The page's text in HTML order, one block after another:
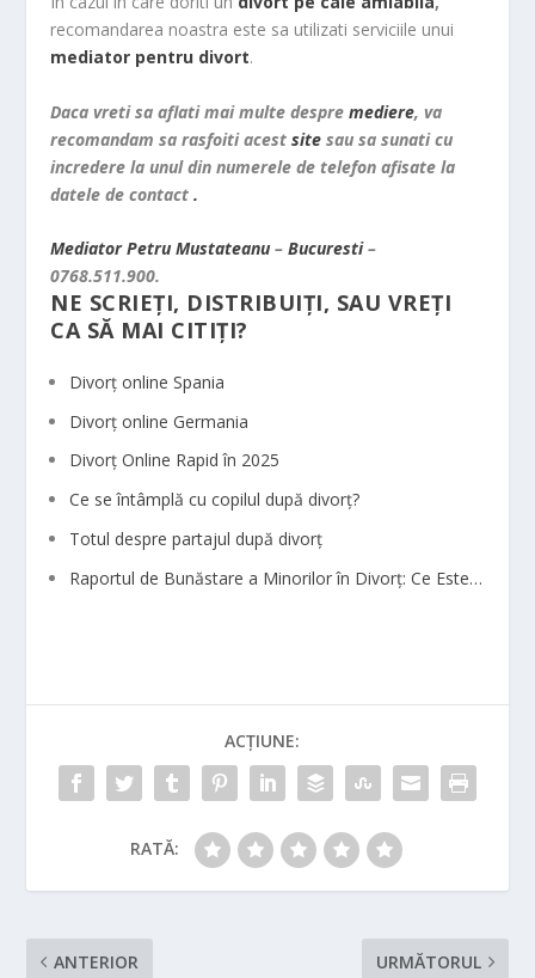
recomandarea noastra este sa utilizati serviciile unui
mediator pentru divort.
Daca vreti sa aflati mai multe despremediere, va
recomandam sa rasfoiti acestsite sau sa sunati cu
incredere la unul din numerele de telefon afisate la
datele de contact.
Mediator Petru Mustateanu –Bucuresti–
0768.511.900.
NE SCRIEȚI, DISTRIBUIȚI, SAU VREȚI
CA SĂ MAI CITIȚI?
Divorț online Spania
Divorț online Germania
Divorț Online Rapid în 2025
Ce se întâmplă cu copilul după divorț?
Totul despre partajul după divorț
Raportul de Bunăstare a Minorilor în Divorț: Ce Este…
ACȚIUNE:
RATĂ:
ANTERIOR URMĂTORUL